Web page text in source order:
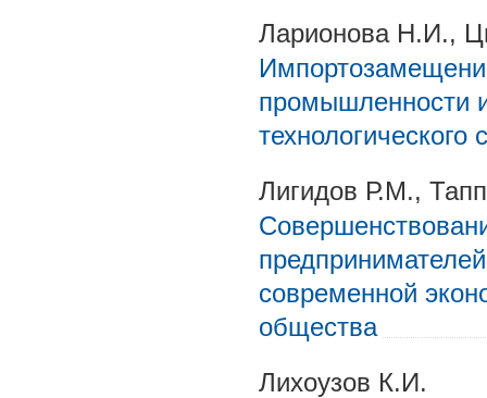
Ларионова Н.И.,
промышленности
технологического
Лигидов Р.М.,
современной
общества
Лихоузов К.И.